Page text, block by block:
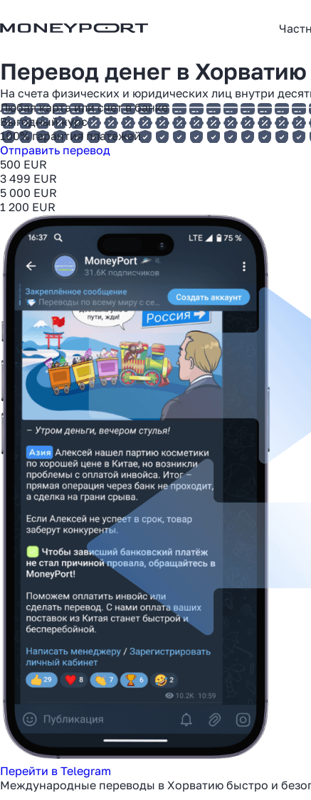
Перевод денег в Хорватию
На счета физических и юридических лиц внутри
Любая карта или счет в банке
Выгодный курс
100% гарантия платежей
Отправить перевод
500 EUR
3 499 EUR
5 000 EUR
1 200 EUR
Перейти в Telegram
Международные переводы в Хорватию быстро и